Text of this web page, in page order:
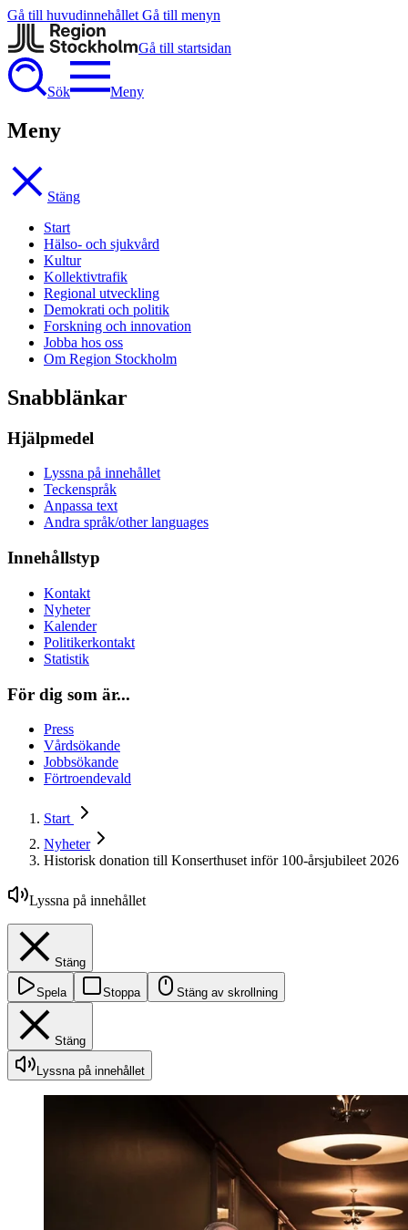
Gå till huvudinnehållet Gå till menyn
Gå till startsidan
Sök Meny
Meny
Stäng
Start
Hälso- och sjukvård
Kultur
Kollektivtrafik
Regional utveckling
Demokrati och politik
Forskning och innovation
Jobba hos oss
Om Region Stockholm
Snabblänkar
Hjälpmedel
Lyssna på innehållet
Teckenspråk
Anpassa text
Andra språk/other languages
Innehållstyp
Kontakt
Nyheter
Kalender
Politikerkontakt
Statistik
För dig som är...
Press
Vårdsökande
Jobbsökande
Förtroendevald
Start
Nyheter
Historisk donation till Konserthuset inför 100-årsjubileet 2026
Lyssna på innehållet
Stäng
Spela Stoppa Stäng av skrollning
Stäng
Lyssna på innehållet